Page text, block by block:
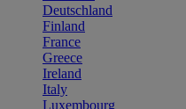
Deutschland
Finland
France
Greece
Ireland
Italy
Luxembourg